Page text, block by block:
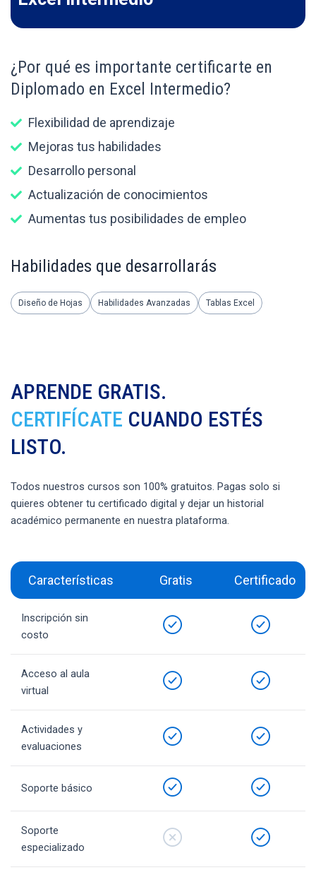
¿Por qué es importante certificarte en
Diplomado en Excel Intermedio?
Flexibilidad de aprendizaje
Mejoras tus habilidades
Desarrollo personal
Actualización de conocimientos
Aumentas tus posibilidades de empleo
Habilidades que desarrollarás
Diseño de Hojas Habilidades Avanzadas Tablas Excel
APRENDE GRATIS.
CERTIFÍCATE CUANDO ESTÉS
LISTO.
Todos nuestros cursos son 100% gratuitos. Pagas solo si
quieres obtener tu certificado digital y dejar un historial
académico permanente en nuestra plataforma.
Características Gratis Certificado
Inscripción sin
costo
Acceso al aula
virtual
Actividades y
evaluaciones
Soporte básico
Soporte
especializado